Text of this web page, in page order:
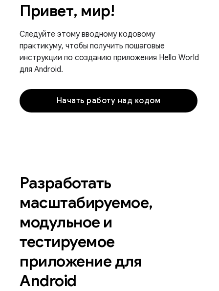
Привет, мир!
Следуйте этому вводному кодовому
практикуму, чтобы получить пошаговые
инструкции по созданию приложения Hello World
для Android.
Начать работу над кодом
Разработать
масштабируемое,
модульное и
тестируемое
приложение для
Android